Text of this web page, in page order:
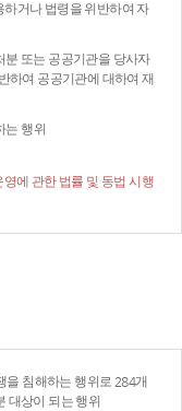
거나 법령을 위반하여 자
분 또는 공공기관을 당사자
하여 공공기관에 대하여 재
는 행위
에 관한 법률 및 동법 시행
을 침해하는 행위로 284개
대상이 되는 행위